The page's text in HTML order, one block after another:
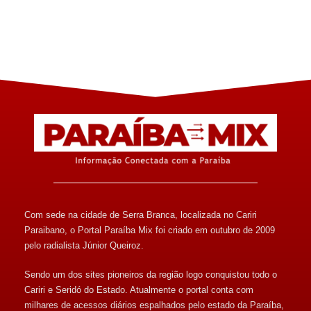
Com sede na cidade de Serra Branca, localizada no Cariri
Paraibano, o Portal Paraíba Mix foi criado em outubro de 2009
pelo radialista Júnior Queiroz.
Sendo um dos sites pioneiros da região logo conquistou todo o
Cariri e Seridó do Estado. Atualmente o portal conta com
milhares de acessos diários espalhados pelo estado da Paraíba,